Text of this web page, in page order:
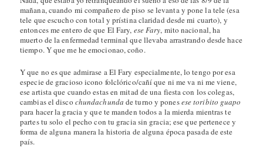
mañana, cuando mi compañero de piso se levanta y pone la tele (esa
tele que escucho con total y prístina claridad desde mi cuarto), y
entonces me entero de que El Fary, ese Fary, mito nacional, ha
muerto de la enfermedad terminal que llevaba arrastrando desde hace
tiempo. Y que me he emocionao, coño.
Y que no es que admirase a El Fary especialmente, lo tengo por esa
especie de gracioso icono folclórico/cañí que ni me va ni me viene,
ese artista que cuando estas en mitad de una fiesta con los colegas,
cambias el disco chundachunda de turno y ponesese toribito guapo
para hacer la gracia y que te manden todos a la mierda mientras te
partes tu solo el pecho con tu gracia sin gracia; ese que pertenece y
forma de alguna manera la historia de alguna época pasada de este
país.